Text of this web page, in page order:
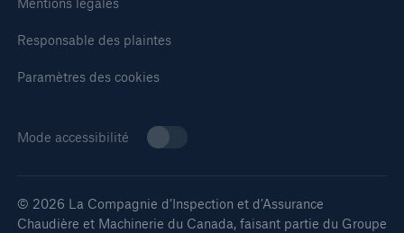
Responsable des plaintes
Paramètres des cookies
Mode accessibilité
© 2026 La Compagnie d’Inspection et d’Assurance
Chaudière et Machinerie du Canada, faisant partie du Groupe